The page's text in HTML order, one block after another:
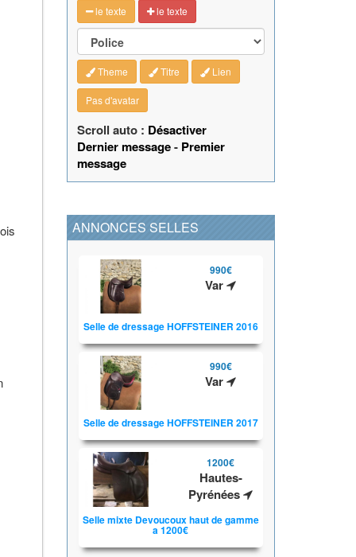
le texte le texte
Theme Titre Lien
Pas d'avatar
Scroll auto : Désactiver
Dernier message- Premier
message
ANNONCES SELLES
990€
Var
Selle de dressage HOFFSTEINER 2016
990€
Var
Selle de dressage HOFFSTEINER 2017
1200€
Hautes-
Pyrénées
Selle mixte Devoucoux haut de gamme
a 1200€